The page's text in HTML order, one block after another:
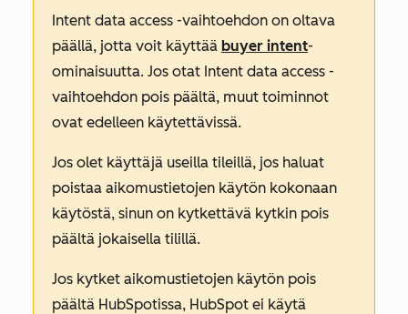
Intent data access -vaihtoehdon on oltava
päällä, jotta voit käyttää buyer intent-
ominaisuutta. Jos otat Intent data access -
vaihtoehdon pois päältä, muut toiminnot
ovat edelleen käytettävissä.
Jos olet käyttäjä useilla tileillä, jos haluat
poistaa aikomustietojen käytön kokonaan
käytöstä, sinun on kytkettävä kytkin pois
päältä jokaisella tilillä.
Jos kytket aikomustietojen käytön pois
päältä HubSpotissa, HubSpot ei käytä